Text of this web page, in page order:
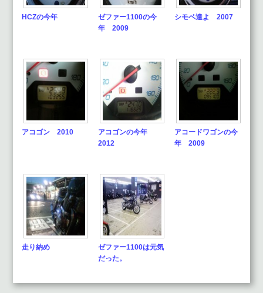
HCZの今年
ゼファー1100の今
年 2009
シモベ達よ 2007
アコゴン 2010
アコゴンの今年
2012
アコードワゴンの今
年 2009
走り納め
ゼファー1100は元気
だった。